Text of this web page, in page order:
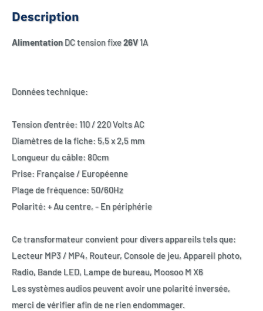
Description
AlimentationDC tension fixe26V1A
Données technique:
Tension d'entrée: 110 / 220 Volts AC
Diamètres de la fiche: 5,5 x 2,5 mm
Longueur du câble: 80cm
Prise: Française / Européenne
Plage de fréquence: 50/60Hz
Polarité: + Au centre, - En périphérie
Ce transformateur convient pour divers appareils tels que:
Lecteur MP3 / MP4, Routeur, Console de jeu, Appareil photo,
Radio, Bande LED, Lampe de bureau, Moosoo M X6
Les systèmes audios peuvent avoir une polarité inversée,
merci de vérifier afin de ne rien endommager.